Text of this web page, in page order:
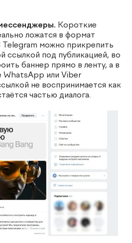
Короткие
ложатся в формат
Telegram можно прикрепить
ссылкой под публикацией, во
баннер прямо в ленту, а в
WhatsApp или Viber
не воспринимается как
частью диалога.